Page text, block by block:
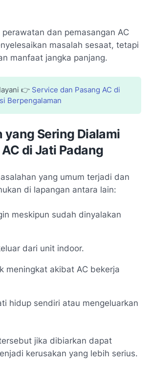
dan pemasangan AC
masalah sesaat, tetapi
manfaat jangka panjang.
👉 Service dan Pasang AC di
Berpengalaman
yang Sering Dialami
di Jati Padang
yang umum terjadi dan
di lapangan antara lain:
meskipun sudah dinyalakan
dari unit indoor.
meningkat akibat AC bekerja
hidup sendiri atau mengeluarkan
jika dibiarkan dapat
kerusakan yang lebih serius.